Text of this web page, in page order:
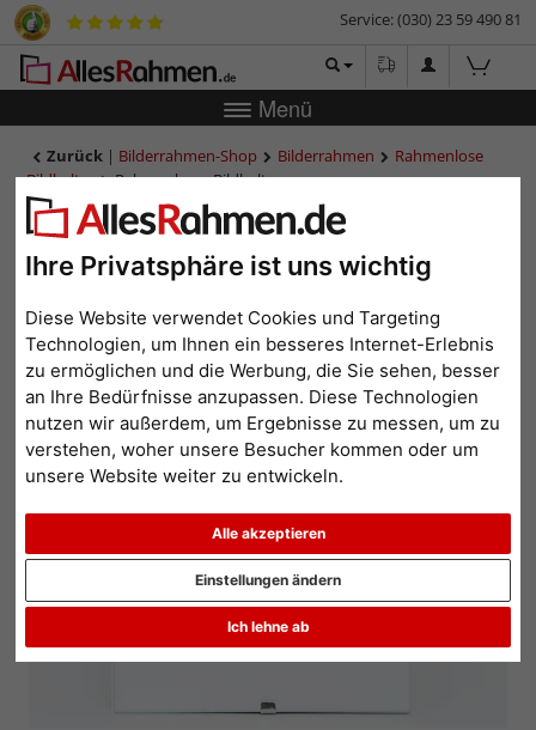
Ihre Privatsphäre ist uns wichtig
Diese Website verwendet Cookies und Targeting
Technologien, um Ihnen ein besseres Internet-Erlebnis
zu ermöglichen und die Werbung, die Sie sehen, besser
an Ihre Bedürfnisse anzupassen. Diese Technologien
nutzen wir außerdem, um Ergebnisse zu messen, um zu
verstehen, woher unsere Besucher kommen oder um
unsere Website weiter zu entwickeln.
Alle akzeptieren
Ich lehne ab
Einstellungen ändern
Service: (030) 23 59 490 81
Menü
Zurück | Bilderrahmen-Shop Bilderrahmen
Rahmenlose
Bildhalter
Rahmenloser Bildhalter
Rahmenloser Bildhalter